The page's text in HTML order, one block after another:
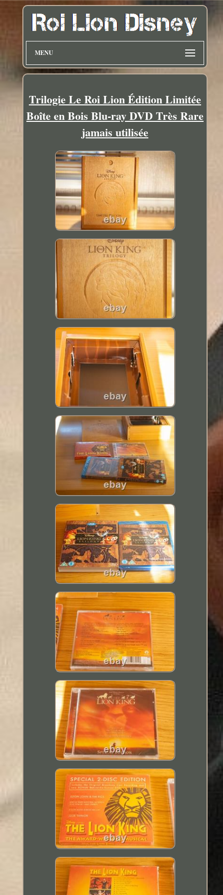
MENU
Trilogie Le Roi Lion Édition Limitée
Boîte en Bois Blu-ray DVD Très Rare
jamais utilisée